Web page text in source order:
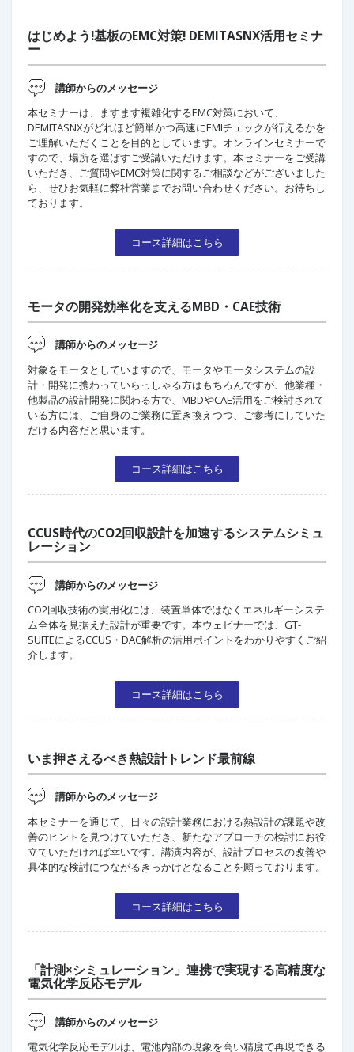
はじめよう!基板のEMC対策! DEMITASNX活用セミナ
ー
講師からのメッセージ
本セミナーは、ますます複雑化するEMC対策において、
DEMITASNXがどれほど簡単かつ高速にEMIチェックが行えるかを
ご理解いただくことを目的としています。オンラインセミナーで
すので、場所を選ばすご受講いただけます。本セミナーをご受講
いただき、ご質問やEMC対策に関するご相談などがございました
ら、せひお気軽に弊社営業までお問い合わせください。お待ちし
ております。
コース詳細はこちら
モータの開発効率化を支えるMBD・CAE技術
講師からのメッセージ
対象をモータとしていますので、モータやモータシステムの設
計・開発に携わっていらっしゃる方はもちろんですが、他業種・
他製品の設計開発に関わる方で、MBDやCAE活用をご検討されて
いる方には、ご自身のご業務に置き換えつつ、ご参考にしていた
だける内容だと思います。
コース詳細はこちら
CCUS時代のCO2回収設計を加速するシステムシミュ
レーション
講師からのメッセージ
CO2回収技術の実用化には、装置単体ではなくエネルギーシステ
ム全体を見据えた設計が重要です。本ウェビナーでは、GT-
SUITEによるCCUS・DAC解析の活用ポイントをわかりやすくご紹
介します。
コース詳細はこちら
いま押さえるべき熱設計トレンド最前線
講師からのメッセージ
本セミナーを通じて、日々の設計業務における熱設計の課題や改
善のヒントを見つけていただき、新たなアプローチの検討にお役
立ていただければ幸いです。講演内容が、設計プロセスの改善や
具体的な検討につながるきっかけとなることを願っております。
コース詳細はこちら
「計測×シミュレーション」連携で実現する高精度な
電気化学反応モデル
講師からのメッセージ
電気化学反応モデルは、電池内部の現象を高い精度で再現できる